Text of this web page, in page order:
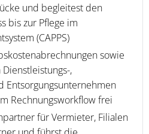
und begleitest den
bis zur Pflege im
(CAPPS)
sowie
,
Entsorgungsunternehmen
Rechnungsworkflow frei
für Vermieter, Filialen